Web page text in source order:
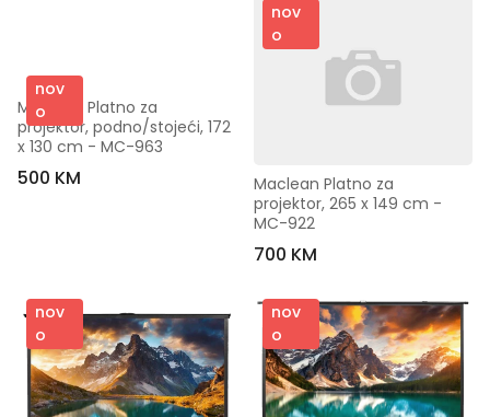
nov
o
Maclean Platno za
projektor, podno/stojeći, 172
x 130 cm - MC-963
500 KM
nov
o
Maclean Platno za
projektor, 265 x 149 cm -
MC-922
700 KM
nov
o
nov
o